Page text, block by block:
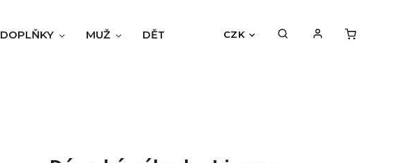
CZK
DOPLŇKY MUŽ DĚTI BLOG HODNOCENÍ OBCHODU